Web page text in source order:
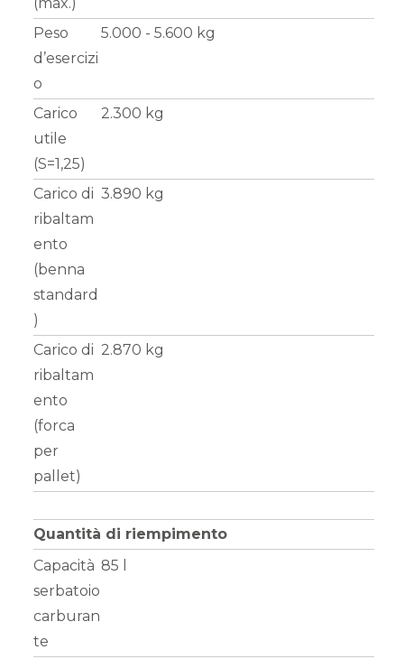
Peso
d’esercizi
o
5.000 - 5.600 kg
Carico
utile
(S=1,25)
2.300 kg
Carico di
ribaltam
ento
(benna
standard
)
3.890 kg
Carico di
ribaltam
ento
(forca
per
pallet)
2.870 kg
Quantità di riempimento
Capacità
serbatoio
carburan
te
85 l